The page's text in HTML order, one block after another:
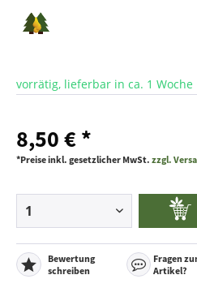
vorrätig, lieferbar in ca. 1 Woche
8,50 € *
*Preise inkl. gesetzlicher MwSt. zzgl.
Bewertung
schreiben
Fragen
Artikel?